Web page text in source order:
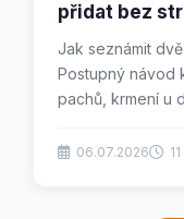
přidat bez
Jak seznámit
Postupný návod
pachů, krmení u
06.07.2026